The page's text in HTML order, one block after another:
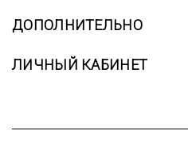
ДОПОЛНИТЕЛЬНО
ЛИЧНЫЙ КАБИНЕТ